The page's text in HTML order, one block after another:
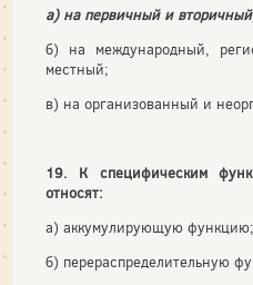
а) на первичный и
б) на международный,
местный;
в) на организованный и
19. К специфическим
относят:
а) аккумулирующую функцию;
б) перераспределительную